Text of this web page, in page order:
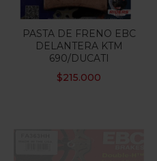
PASTA DE FRENO EBC
DELANTERA KTM
690/DUCATI
$215.000